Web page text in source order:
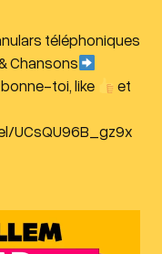
téléphoniques
Chansons
toi, like
et
UCsQU96B_gz9x